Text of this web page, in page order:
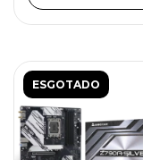
ESGOTADO